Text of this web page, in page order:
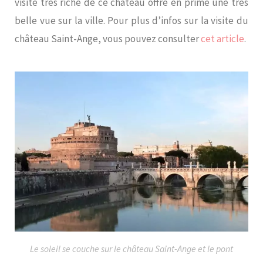
belle vue sur la ville. Pour plus d’infos sur la visite du
château Saint-Ange, vous pouvez consultercet article.
Le soleil se couche sur le château Saint-Ange et le pont